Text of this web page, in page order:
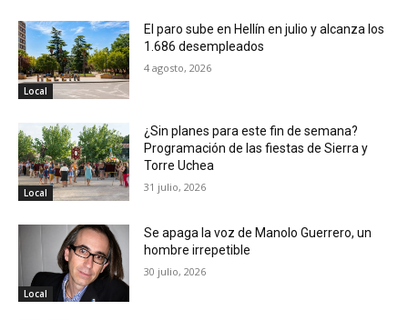
Local
El paro sube en Hellín en julio y alcanza los
1.686 desempleados
4 agosto, 2026
Local
¿Sin planes para este fin de semana?
Programación de las fiestas de Sierra y
Torre Uchea
31 julio, 2026
Local
Se apaga la voz de Manolo Guerrero, un
hombre irrepetible
30 julio, 2026